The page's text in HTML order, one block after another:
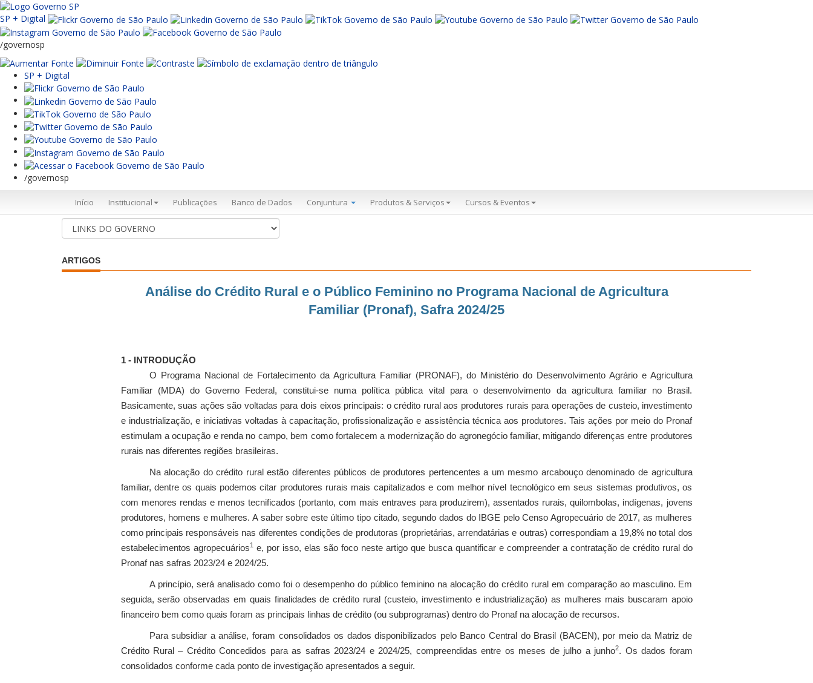
SP + Digital
/governosp
SP + Digital
/governosp
Início Institucional Publicações Banco de Dados Conjuntura Produtos & Serviços Cursos & Eventos
ARTIGOS
Análise do Crédito Rural e o Público Feminino no Programa Nacional de Agricultura
Familiar (Pronaf), Safra 2024/25
1 - INTRODUÇÃO
O Programa Nacional de Fortalecimento da Agricultura Familiar (PRONAF), do Ministério do Desenvolvimento Agrário e Agricultura
Familiar (MDA) do Governo Federal, constitui-se numa política pública vital para o desenvolvimento da agricultura familiar no Brasil.
Basicamente, suas ações são voltadas para dois eixos principais: o crédito rural aos produtores rurais para operações de custeio, investimento
e industrialização, e iniciativas voltadas à capacitação, profissionalização e assistência técnica aos produtores. Tais ações por meio do Pronaf
estimulam a ocupação e renda no campo, bem como fortalecem a modernização do agronegócio familiar, mitigando diferenças entre produtores
rurais nas diferentes regiões brasileiras.
Na alocação do crédito rural estão diferentes públicos de produtores pertencentes a um mesmo arcabouço denominado de agricultura
familiar, dentre os quais podemos citar produtores rurais mais capitalizados e com melhor nível tecnológico em seus sistemas produtivos, os
com menores rendas e menos tecnificados (portanto, com mais entraves para produzirem), assentados rurais, quilombolas, indígenas, jovens
produtores, homens e mulheres. A saber sobre este último tipo citado, segundo dados do IBGE pelo Censo Agropecuário de 2017, as mulheres
como principais responsáveis nas diferentes condições de produtoras (proprietárias, arrendatárias e outras) correspondiam a 19,8% no total dos
estabelecimentos agropecuários1 e, por isso, elas são foco neste artigo que busca quantificar e compreender a contratação de crédito rural do
Pronaf nas safras 2023/24 e 2024/25.
A princípio, será analisado como foi o desempenho do público feminino na alocação do crédito rural em comparação ao masculino. Em
seguida, serão observadas em quais finalidades de crédito rural (custeio, investimento e industrialização) as mulheres mais buscaram apoio
financeiro bem como quais foram as principais linhas de crédito (ou subprogramas) dentro do Pronaf na alocação de recursos.
Para subsidiar a análise, foram consolidados os dados disponibilizados pelo Banco Central do Brasil (BACEN), por meio da Matriz de
Crédito Rural – Crédito Concedidos para as safras 2023/24 e 2024/25, compreendidas entre os meses de julho a junho2. Os dados foram
consolidados conforme cada ponto de investigação apresentados a seguir.